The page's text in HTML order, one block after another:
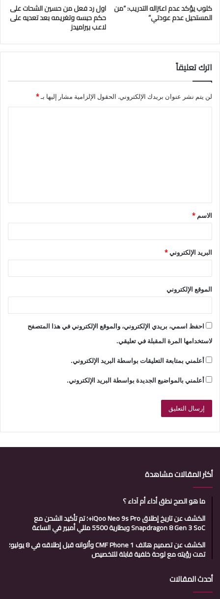
كلوب يؤكد عدم اعتزاله التدريب: “من
المستحيل عدم عودتي”
اول رد فعل من حسين الشحات على
حكم حبسه وتغريمه بعد تعديه على
لاعب بيراميدز
اترك تعليقاً
لن يتم نشر عنوان بريدك الإلكتروني. الحقول الإلزامية مشار إليها بـ*
ق
*
الاسم *
البريد الإلكتروني*
الموقع الإلكتروني
احفظ اسمي، بريدي الإلكتروني، والموقع الإلكتروني في هذا المتصفح
لاستخدامها المرة المقبلة في تعليقي.
أعلمني بمتابعة التعليقات بواسطة البريد الإلكتروني.
أعلمني بالمواضيع الجديدة بواسطة البريد الإلكتروني.
أكثر المقالات مشاهدة
ما هو الصح نطق أداء أم آداء ؟
الكشف عن تاريخ إطلاق iQoo Neo 9s Pro+؛ تم تأكيد الشحن مع
Snapdragon 8 Gen 3 SoC وبطارية 5500 مللي أمبير في الساعة
الكشف عن تصميم هاتف CMF Phone 1 وألوانه قبل إطلاقه في 8 يوليو؛
تمت رؤيته مع لوحة خلفية قابلة للتخصيص
أحدث المقالات